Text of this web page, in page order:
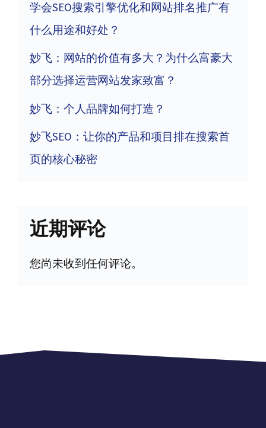
学会SEO搜索引擎优化和网站排名推广有
什么用途和好处？
妙飞：网站的价值有多大？为什么富豪大
部分选择运营网站发家致富？
妙飞：个人品牌如何打造？
妙飞SEO：让你的产品和项目排在搜索首
页的核心秘密
近期评论
您尚未收到任何评论。